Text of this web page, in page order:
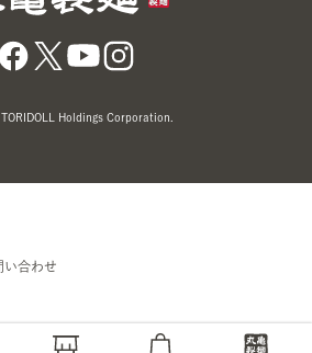
Holdings Corporation.
い合わせ